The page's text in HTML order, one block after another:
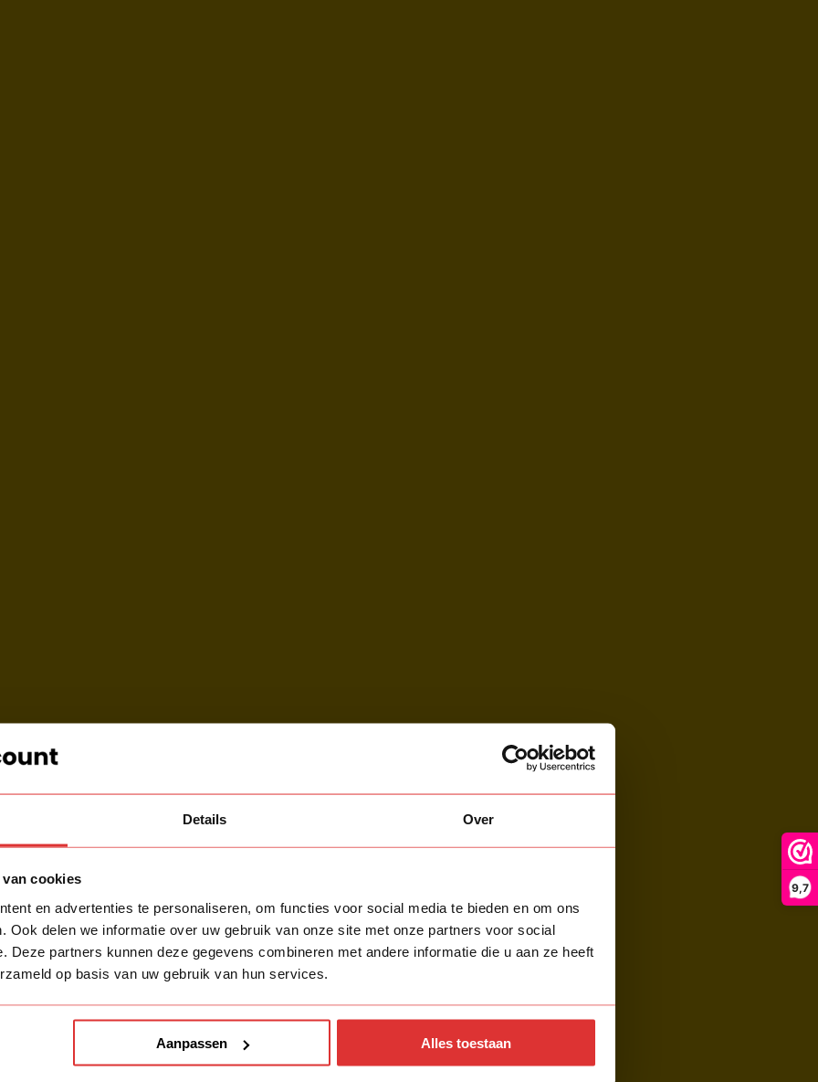
9,7
Details Over
cookies
en advertenties te personaliseren, om functies voor social media te bieden en om ons
Ook delen we informatie over uw gebruik van onze site met onze partners voor social
Deze partners kunnen deze gegevens combineren met andere informatie die u aan ze heeft
op basis van uw gebruik van hun services.
Aanpassen Alles toestaan